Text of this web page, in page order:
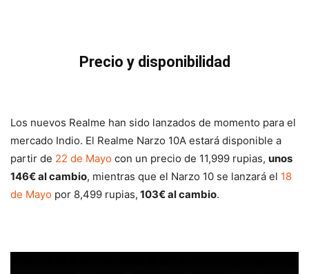
Precio y disponibilidad
Los nuevos Realme han sido lanzados de momento para el
mercado Indio. El Realme Narzo 10A estará disponible a
partir de 22 de Mayo con un precio de 11,999 rupias, unos
146€ al cambio, mientras que el Narzo 10 se lanzará el 18
de Mayo por 8,499 rupias, 103€ al cambio.